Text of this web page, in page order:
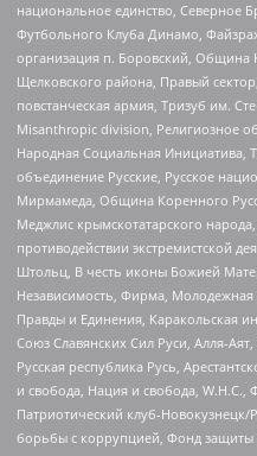
национальное единство, Северное
Футбольного Клуба Динамо,
организация п. Боровский, Община
Щелковского района, Правый
повстанческая армия, Тризуб им.
Misanthropic division, Религиозное
Народная Социальная Инициатива,
объединение Русские, Русское
Мирмамеда, Община Коренного
Меджлис крымскотатарского
противодействии экстремистской
Штольц, В честь иконы Божией
Независимость, Фирма,
Правды и Единения, Каракольская
Союз Славянских Сил Руси, Алля-
Русская республика Русь,
и свобода, Нация и свобода,
Патриотический клуб-
борьбы с коррупцией, Фонд